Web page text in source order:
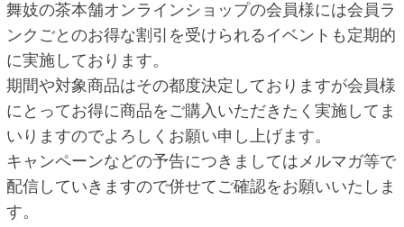
舞妓の茶本舗オンラインショップの会員様には会員ラ
ンクごとのお得な割引を受けられるイベントも定期的
に実施しております。
期間や対象商品はその都度決定しておりますが会員様
にとってお得に商品をご購入いただきたく実施してま
いりますのでよろしくお願い申し上げます。
キャンペーンなどの予告につきましてはメルマガ等で
配信していきますので併せてご確認をお願いいたしま
す。